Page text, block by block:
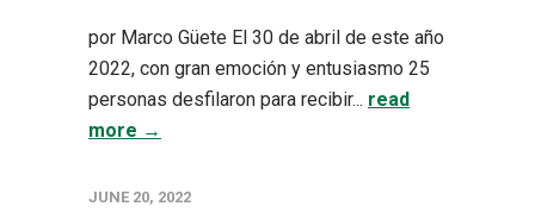
por Marco Güete El 30 de abril de este año
2022, con gran emoción y entusiasmo 25
personas desfilaron para recibir... read
more →
JUNE 20, 2022